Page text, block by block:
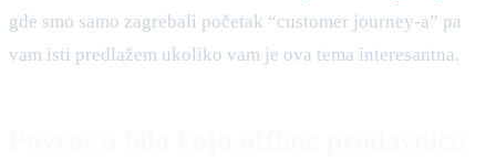
gde smo samo zagrebali početak “customer journey-a” pa
vam isti predlažem ukoliko vam je ova tema interesantna.